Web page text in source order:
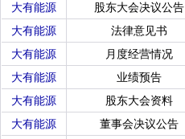
大有能源
股东大会决议公告
大有能源
法律意见书
大有能源
月度经营情况
大有能源
业绩预告
大有能源
股东大会资料
大有能源
董事会决议公告